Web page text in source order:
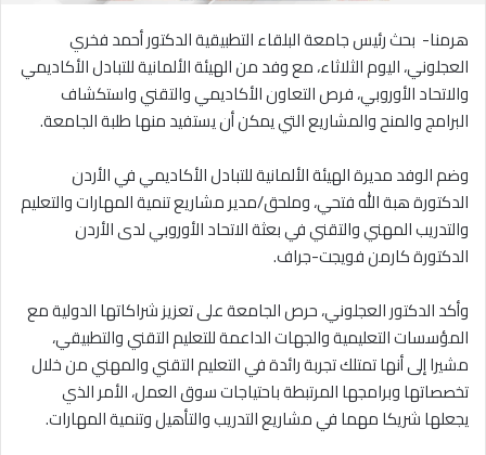
هرمنا- بحث رئيس جامعة البلقاء التطبيقية الدكتور أحمد فخري
العجلوني، اليوم الثلاثاء، مع وفد من الهيئة الألمانية للتبادل الأكاديمي
والاتحاد الأوروبي، فرص التعاون الأكاديمي والتقني واستكشاف
البرامج والمنح والمشاريع التي يمكن أن يستفيد منها طلبة الجامعة.
وضم الوفد مديرة الهيئة الألمانية للتبادل الأكاديمي في الأردن
الدكتورة هبة الله فتحي، وملحق/مدير مشاريع تنمية المهارات والتعليم
والتدريب المهني والتقني في بعثة الاتحاد الأوروبي لدى الأردن
الدكتورة كارمن فويجت-جراف.
وأكد الدكتور العجلوني، حرص الجامعة على تعزيز شراكاتها الدولية مع
المؤسسات التعليمية والجهات الداعمة للتعليم التقني والتطبيقي،
مشيرا إلى أنها تمتلك تجربة رائدة في التعليم التقني والمهني من خلال
تخصصاتها وبرامجها المرتبطة باحتياجات سوق العمل، الأمر الذي
يجعلها شريكا مهما في مشاريع التدريب والتأهيل وتنمية المهارات.